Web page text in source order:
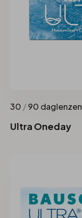
30 /90 daglenzen
Ultra Oneday